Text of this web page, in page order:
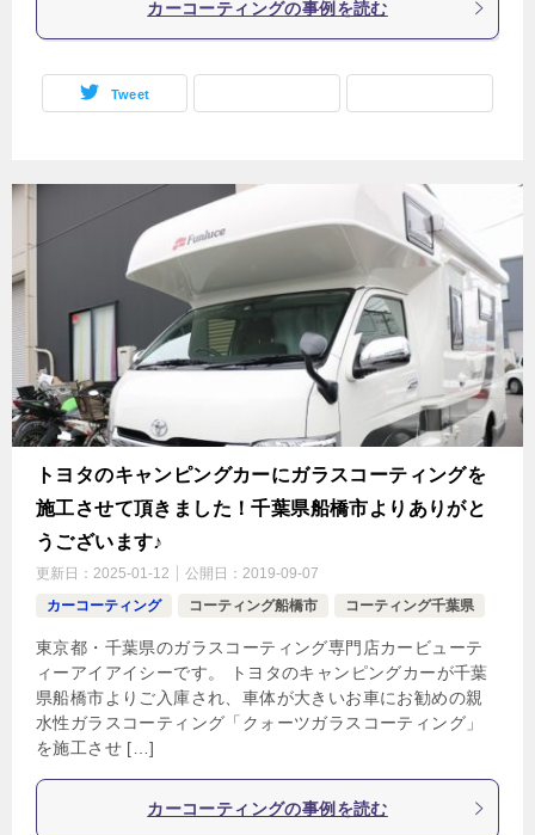
カーコーティングの事例を読む
Tweet
トヨタのキャンピングカーにガラスコーティングを
施工させて頂きました！千葉県船橋市よりありがと
うございます♪
更新日： 2025-01-12 公開日： 2019-09-07
カーコーティング
コーティング船橋市 コーティング千葉県
東京都・千葉県のガラスコーティング専門店カービューテ
ィーアイアイシーです。 トヨタのキャンピングカーが千葉
県船橋市よりご入庫され、車体が大きいお車にお勧めの親
水性ガラスコーティング「クォーツガラスコーティング」
を施工させ […]
カーコーティングの事例を読む